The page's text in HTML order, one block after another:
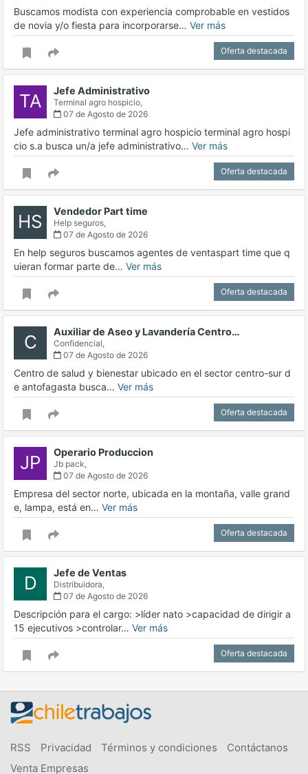
Buscamos modista con experiencia comprobable en vestidos
de novia y/o fiesta para incorporarse… Ver más
Oferta destacada
TA Jefe Administrativo
Terminal agro hospicio,
07 de Agosto de 2026
Jefe administrativo terminal agro hospicio terminal agro hospi
cio s.a busca un/a jefe administrativo… Ver más
Oferta destacada
HS Vendedor Part time
Help seguros,
07 de Agosto de 2026
En help seguros buscamos agentes de ventaspart time que q
uieran formar parte de… Ver más
Oferta destacada
C Auxiliar de Aseo y Lavandería Centro…
Confidencial,
07 de Agosto de 2026
Centro de salud y bienestar ubicado en el sector centro-sur d
e antofagasta busca… Ver más
Oferta destacada
JP Operario Produccion
Jb pack,
07 de Agosto de 2026
Empresa del sector norte, ubicada en la montaña, valle grand
e, lampa, está en… Ver más
Oferta destacada
D Jefe de Ventas
Distribuidora,
07 de Agosto de 2026
Descripción para el cargo: >líder nato >capacidad de dirigir a
15 ejecutivos >controlar… Ver más
Oferta destacada
RSS Privacidad Términos y condiciones
Contáctanos
Venta Empresas